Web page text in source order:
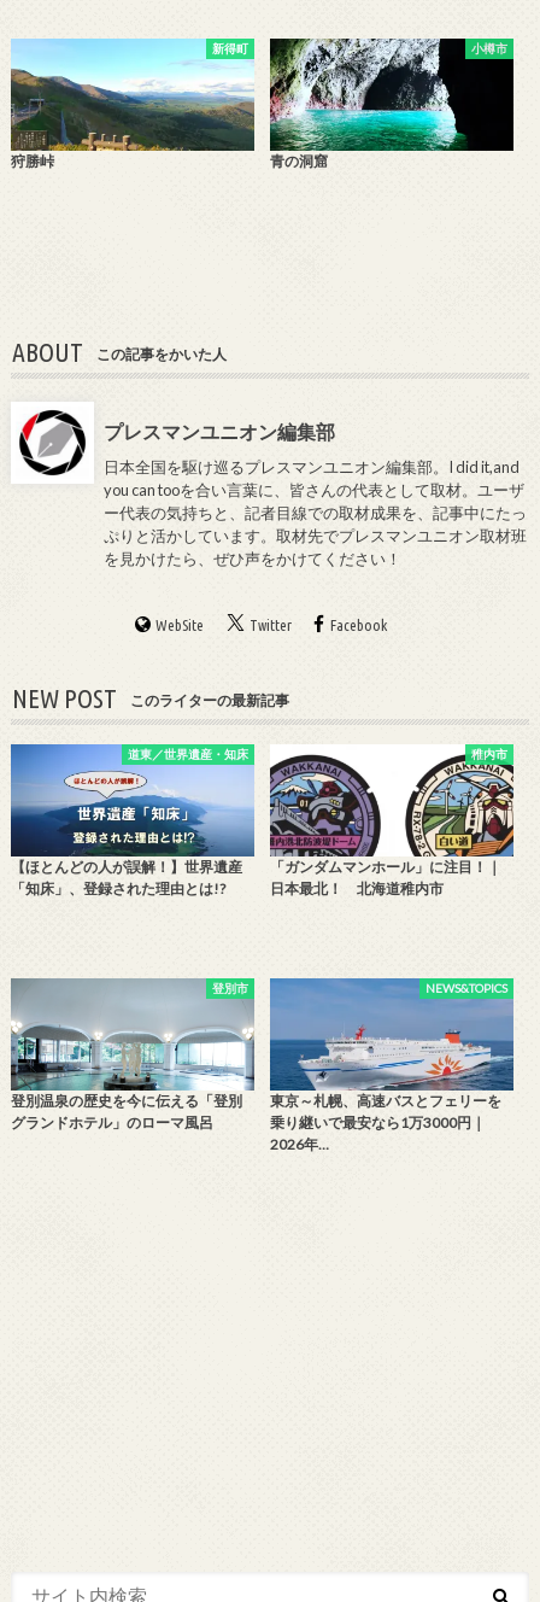
新得町
狩勝峠
小樽市
青の洞窟
ABOUT この記事をかいた人
プレスマンユニオン編集部
日本全国を駆け巡るプレスマンユニオン編集部。I did it,and
you can tooを合い言葉に、皆さんの代表として取材。ユーザ
ー代表の気持ちと、記者目線での取材成果を、記事中にたっ
ぷりと活かしています。取材先でプレスマンユニオン取材班
を見かけたら、ぜひ声をかけてください！
WebSite Twitter Facebook
NEW POST このライターの最新記事
道東／世界遺産・知床
【ほとんどの人が誤解！】世界遺産
「知床」、登録された理由とは!?
稚内市
「ガンダムマンホール」に注目！｜
日本最北！ 北海道稚内市
登別市
登別温泉の歴史を今に伝える「登別
グランドホテル」のローマ風呂
NEWS&TOPICS
東京～札幌、高速バスとフェリーを
乗り継いで最安なら1万3000円｜
2026年…